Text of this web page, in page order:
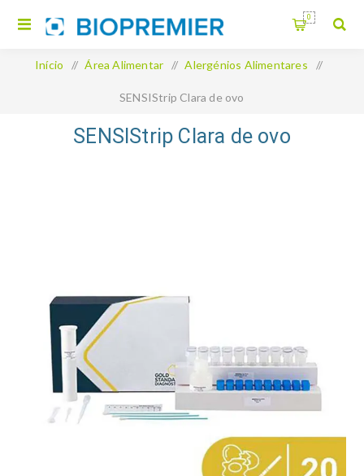
0
Início / Área Alimentar / Alergénios Alimentares /
SENSIStrip Clara de ovo
SENSIStrip Clara de ovo